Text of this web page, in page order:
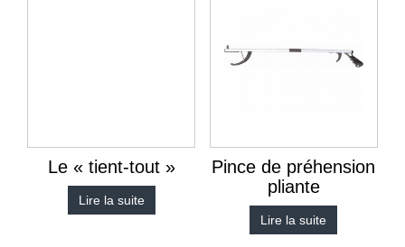
Le « tient-tout »
Lire la suite
Pince de préhension
pliante
Lire la suite